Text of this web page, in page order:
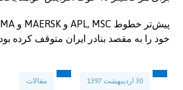
خود را به مقصد بنادر ایران متوقف کرده
30 اردیبهشت 1397 مقالات